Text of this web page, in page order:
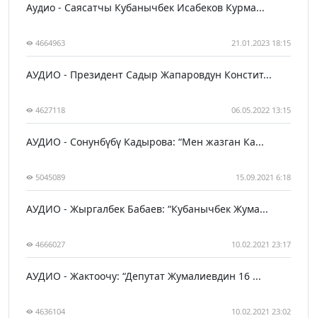
Аудио - Саясатчы Кубанычбек Исабеков Курма...
4664963 21.01.2023 18:15
АУДИО - Президент Садыр Жапаровдун Констит...
4627118 06.05.2022 13:15
АУДИО - Сонунбүбү Кадырова: “Мен жазган Ка...
5045089 15.09.2021 6:18
АУДИО - Жыргалбек Бабаев: “Кубанычбек Жума...
4666027 10.02.2021 23:17
АУДИО - Жактоочу: “Депутат Жумалиевдин 16 ...
4636104 10.02.2021 23:02